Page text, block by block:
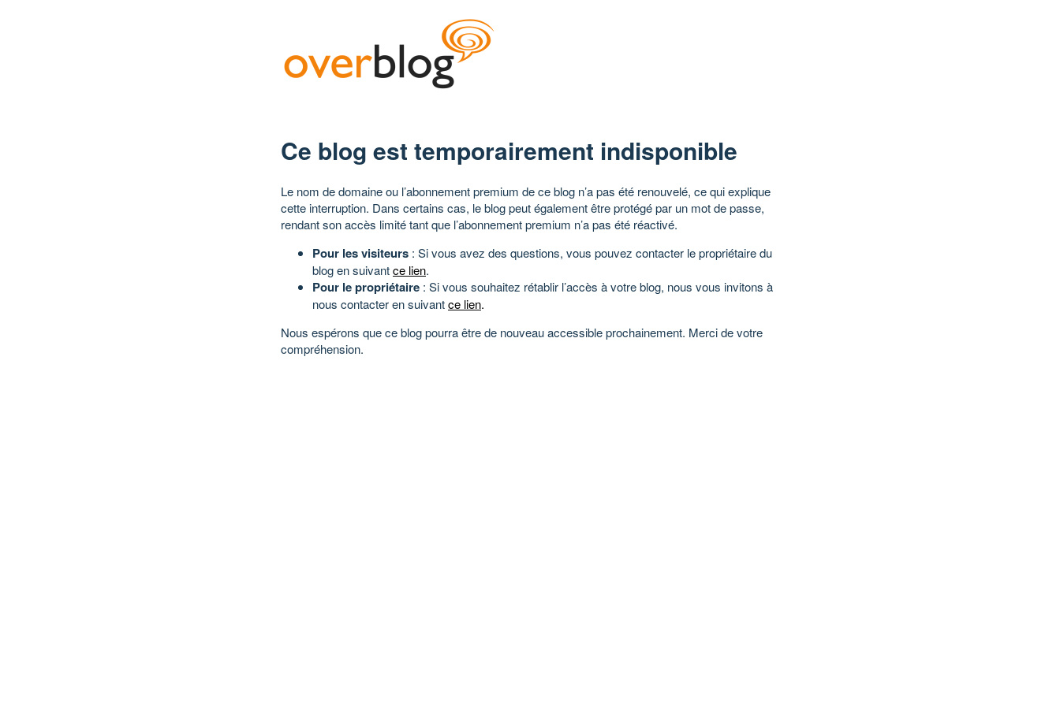
Ce blog est temporairement indisponible
Le nom de domaine ou l’abonnement premium de ce blog n’a pas été renouvelé, ce qui explique
cette interruption. Dans certains cas, le blog peut également être protégé par un mot de passe,
rendant son accès limité tant que l’abonnement premium n’a pas été réactivé.
Pour les visiteurs : Si vous avez des questions, vous pouvez contacter le propriétaire du
blog en suivantce lien.
Pour le propriétaire : Si vous souhaitez rétablir l’accès à votre blog, nous vous invitons à
nous contacter en suivantce lien.
Nous espérons que ce blog pourra être de nouveau accessible prochainement. Merci de votre
compréhension.